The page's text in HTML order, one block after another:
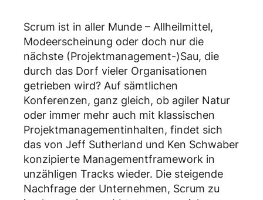
Scrum ist in aller Munde – Allheilmittel,
Modeerscheinung oder doch nur die
nächste (Projektmanagement-)Sau, die
durch das Dorf vieler Organisationen
getrieben wird? Auf sämtlichen
Konferenzen, ganz gleich, ob agiler Natur
oder immer mehr auch mit klassischen
Projektmanagementinhalten, findet sich
das von Jeff Sutherland und Ken Schwaber
konzipierte Managementframework in
unzähligen Tracks wieder. Die steigende
Nachfrage der Unternehmen, Scrum zu